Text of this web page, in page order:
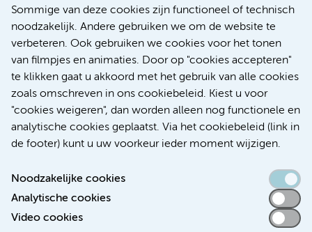
Sommige van deze cookies zijn functioneel of technisch
noodzakelijk. Andere gebruiken we om de website te
verbeteren. Ook gebruiken we cookies voor het tonen
van filmpjes en animaties. Door op "cookies accepteren"
te klikken gaat u akkoord met het gebruik van alle cookies
zoals omschreven in ons cookiebeleid. Kiest u voor
"cookies weigeren", dan worden alleen nog functionele en
analytische cookies geplaatst. Via het cookiebeleid (link in
de footer) kunt u uw voorkeur ieder moment wijzigen.
Noodzakelijke cookies
Analytische cookies
Video cookies
Meer Amsterdam UMC websites:
Werken bij Amsterdam UMC
Over Amsterdam UMC
Nieuws
Research
Educatie Locatie VUmc
Toegankelijkheidsverklaring